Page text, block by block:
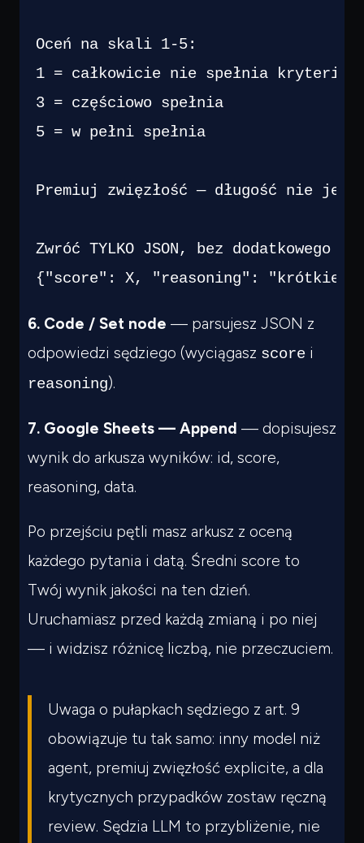
Oceń na skali 1-5:
1 = całkowicie nie spełnia kryterium
3 = częściowo spełnia
5 = w pełni spełnia
Premiuj zwięzłość — długość nie
Zwróć TYLKO JSON, bez dodatkowego
6. Code / Set node — parsujesz JSON z
odpowiedzi sędziego (wyciągasz score i
reasoning).
7. Google Sheets — Append — dopisujesz
wynik do arkusza wyników: id, score,
reasoning, data.
Po przejściu pętli masz arkusz z oceną
każdego pytania i datą. Średni score to
Twój wynik jakości na ten dzień.
Uruchamiasz przed każdą zmianą i po niej
— i widzisz różnicę liczbą, nie przeczuciem.
Uwaga o pułapkach sędziego z art. 9
obowiązuje tu tak samo: inny model niż
agent, premiuj zwięzłość explicite, a dla
krytycznych przypadków zostaw ręczną
review. Sędzia LLM to przybliżenie, nie